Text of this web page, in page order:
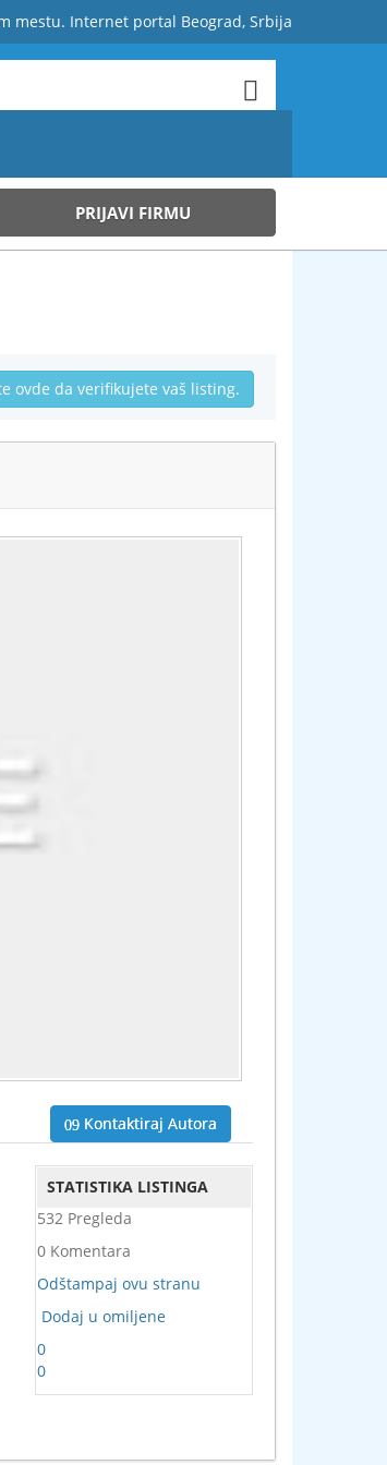
mestu. Internet portal Beograd, Srbija
PRIJAVI FIRMU
ovde da verifikujete vaš listing.
Kontaktiraj Autora
STATISTIKA LISTINGA
532 Pregleda
0 Komentara
Odštampaj ovu stranu
Dodaj u omiljene
0
0